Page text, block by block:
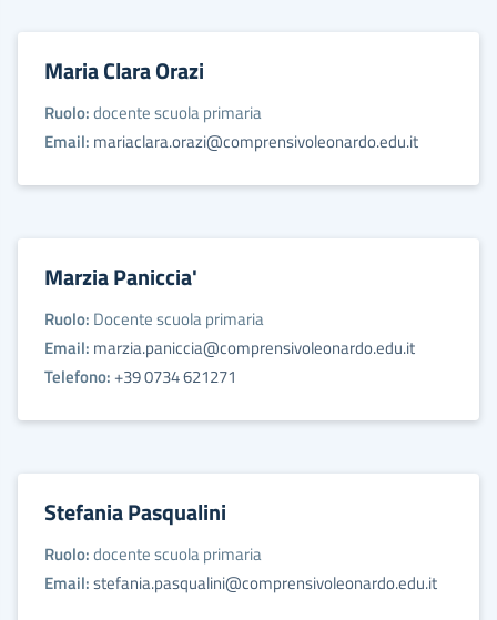
Maria Clara Orazi
Ruolo:docente scuola primaria
Email: mariaclara.orazi@comprensivoleonardo.edu.it
Marzia Paniccia'
Ruolo: Docente scuola primaria
Email: marzia.paniccia@comprensivoleonardo.edu.it
Telefono:+39 0734 621271
Stefania Pasqualini
Ruolo:docente scuola primaria
Email:stefania.pasqualini@comprensivoleonardo.edu.it